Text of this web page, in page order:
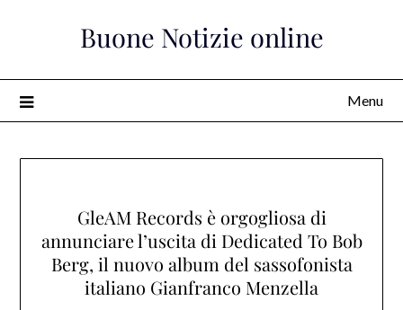
Buone Notizie online
Menu
GleAM Records è orgogliosa di
annunciare l’uscita di Dedicated To Bob
Berg, il nuovo album del sassofonista
italiano Gianfranco Menzella